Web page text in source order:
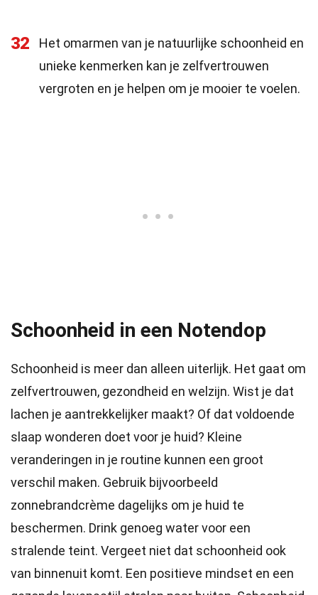
32
Het omarmen van je natuurlijke schoonheid en
unieke kenmerken kan je zelfvertrouwen
vergroten en je helpen om je mooier te voelen.
Schoonheid in een Notendop
Schoonheid is meer dan alleen uiterlijk. Het gaat om
zelfvertrouwen, gezondheid en welzijn. Wist je dat
lachen je aantrekkelijker maakt? Of dat voldoende
slaap wonderen doet voor je huid? Kleine
veranderingen in je routine kunnen een groot
verschil maken. Gebruik bijvoorbeeld
zonnebrandcrème dagelijks om je huid te
beschermen. Drink genoeg water voor een
stralende teint. Vergeet niet dat schoonheid ook
van binnenuit komt. Een positieve mindset en een